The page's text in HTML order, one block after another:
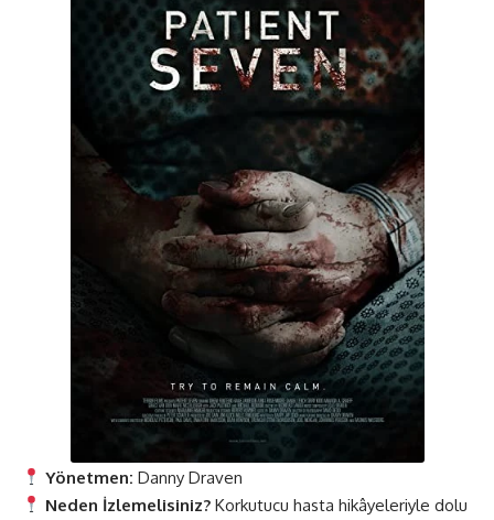
Yönetmen: Danny Draven
Neden İzlemelisiniz? Korkutucu hasta hikâyeleriyle dolu